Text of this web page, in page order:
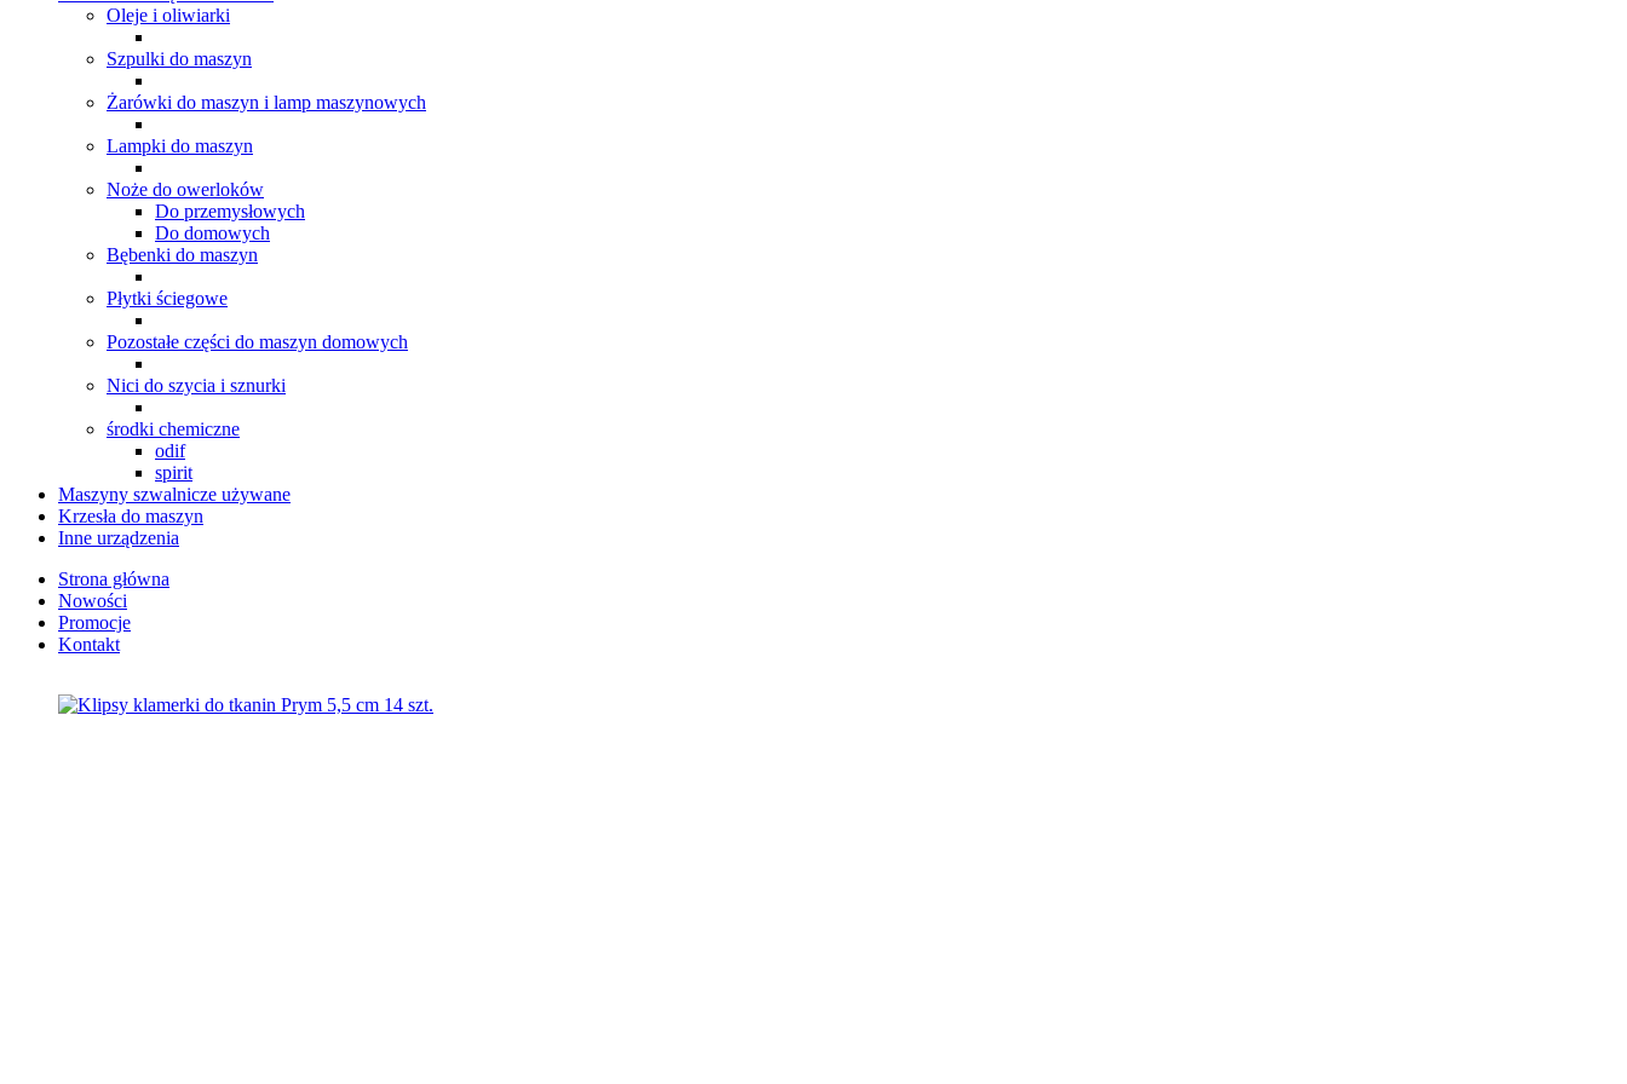
Oleje i oliwiarki
Szpulki do maszyn
Żarówki do maszyn i lamp maszynowych
Lampki do maszyn
Noże do owerloków
Do przemysłowych
Do domowych
Bębenki do maszyn
Płytki ściegowe
Pozostałe części do maszyn domowych
Nici do szycia i sznurki
środki chemiczne
odif
spirit
Maszyny szwalnicze używane
Krzesła do maszyn
Inne urządzenia
Strona główna
Nowości
Promocje
Kontakt